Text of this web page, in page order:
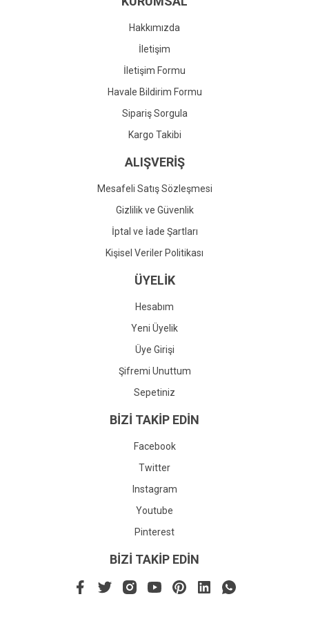
Gönder
Hakkımızda
İletişim
İletişim Formu
Havale Bildirim Formu
Sipariş Sorgula
Kargo Takibi
ALIŞVERİŞ
Mesafeli Satış Sözleşmesi
Gizlilik ve Güvenlik
İptal ve İade Şartları
Kişisel Veriler Politikası
ÜYELİK
Hesabım
Yeni Üyelik
Üye Girişi
Şifremi Unuttum
Sepetiniz
BİZİ TAKİP EDİN
Facebook
Twitter
Instagram
Youtube
Pinterest
BİZİ TAKİP EDİN